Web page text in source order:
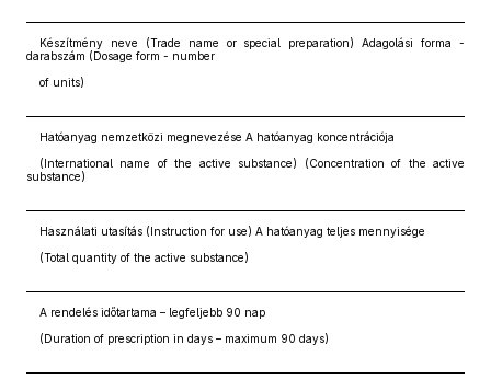
Készítmény neve (Trade name or special preparation) Adagolási forma -
darabszám (Dosage form - number
of units)
Hatóanyag nemzetközi megnevezése A hatóanyag koncentrációja
(International name of the active substance) (Concentration of the active
substance)
Használati utasítás (Instruction for use) A hatóanyag teljes mennyisége
(Total quantity of the active substance)
A rendelés időtartama – legfeljebb 90 nap
(Duration of prescription in days – maximum 90 days)